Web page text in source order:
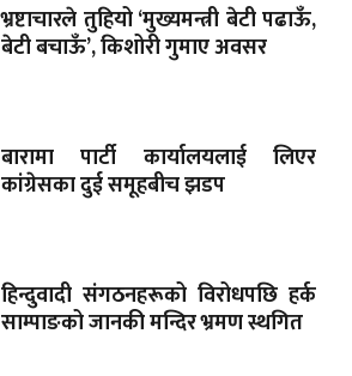
भ्रष्टाचारले तुहियो ‘मुख्यमन्त्री बेटी पढाऊँ,
बेटी बचाऊँ’, किशोरी गुमाए अवसर
बारामा पार्टी कार्यालयलाई लिएर
कांग्रेसका दुई समूहबीच झडप
हिन्दुवादी संगठनहरूको विरोधपछि हर्क
साम्पाङको जानकी मन्दिर भ्रमण स्थगित